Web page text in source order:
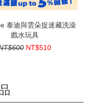
泰迪與雲朵捉迷藏洗澡
戲水玩具
NT$510